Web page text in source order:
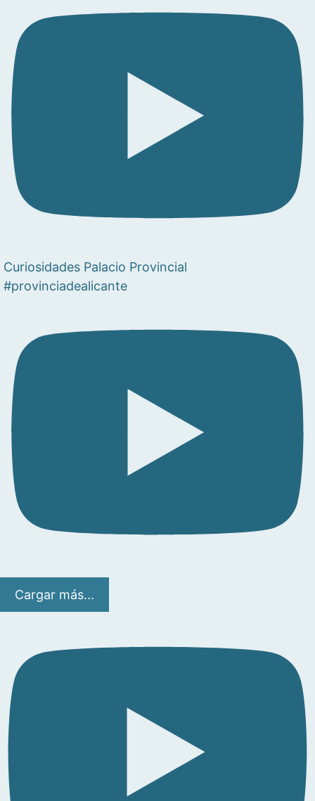
Curiosidades Palacio Provincial
#provinciadealicante
Cargar más...